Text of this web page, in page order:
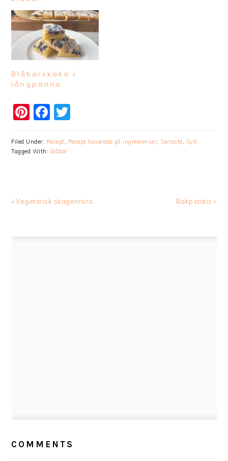
Blåbärskaka i
långpanna
Pinterest
Facebook
Filed Under: Recept, Recept baserade på ingredienser, Senaste, Sylt
Tagged With: blåbär
Previous
« Vegetarisk skagenröra
Next
Bakpotatis »
INTERACTIONS
COMMENTS